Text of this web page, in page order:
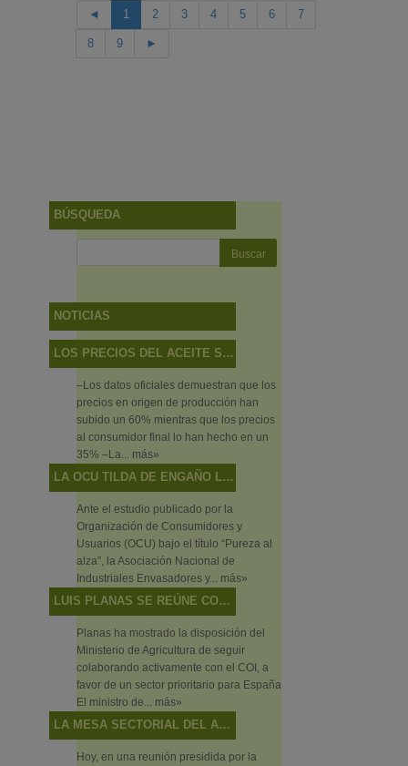
◄ 1 2 3 4 5 6 7
8 9 ►
BÚSQUEDA
NOTICIAS
LOS PRECIOS DEL ACEITE SUBEN MÁS EN EL CAMPO QUE EN LAS TIENDAS
–Los datos oficiales demuestran que los
precios en origen de producción han
subido un 60% mientras que los precios
al consumidor final lo han hecho en un
35% –La... más»
LA OCU TILDA DE ENGAÑO LO QUE SON DISCREPANCIAS DE SABOR
Ante el estudio publicado por la
Organización de Consumidores y
Usuarios (OCU) bajo el título “Pureza al
alza”, la Asociación Nacional de
Industriales Envasadores y... más»
LUIS PLANAS SE REÚNE CON EL DIRECTOR EJECUTIVO DEL CONSEJO OLEÍCOLA INTERNACIONAL
Planas ha mostrado la disposición del
Ministerio de Agricultura de seguir
colaborando activamente con el COI, a
favor de un sector prioritario para España
El ministro de... más»
LA MESA SECTORIAL DEL ACEITE DE OLIVA Y LA ACEITUNA DE MESA ANALIZA LA SITUACIÓN DEL SECTOR Y LAS ACTUACIONES DEL MINISTERIO EN RELACIÓN CON LOS MECANISMOS DE AUTORREGULACIÓN
Hoy, en una reunión presidida por la